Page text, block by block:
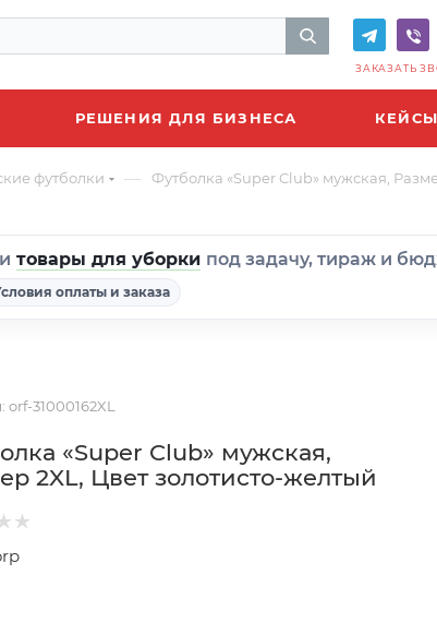
ЗАКАЗАТЬ
РЕШЕНИЯ ДЛЯ БИЗНЕСА КЕЙСЫ
футболки — Футболка «Super Club» мужская,
и товары для уборки под задачу, тираж и
оплаты и заказа
orf-31000162XL
«Super Club» мужская,
2XL, Цвет золотисто-желтый